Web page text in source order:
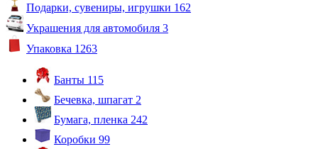
Подарки, сувениры, игрушки 162
Украшения для автомобиля 3
Упаковка 1263
Банты 115
Бечевка, шпагат 2
Бумага, пленка 242
Коробки 99